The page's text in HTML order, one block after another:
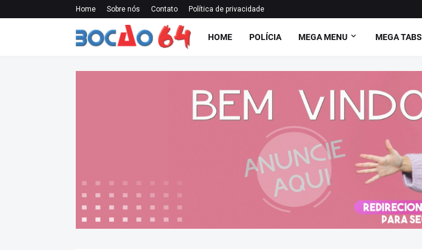
Home Sobre nós Contato Política de privacidade
HOME POLÍCIA MEGA MENU MEGA TABS